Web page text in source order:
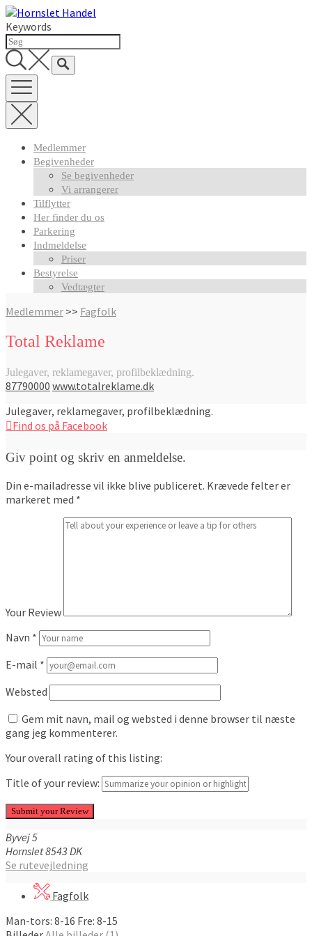
Skip
to
content
Keywords
Medlemmer
Begivenheder
Se begivenheder
Vi arrangerer
Tilflytter
Her finder du os
Parkering
Indmeldelse
Priser
Bestyrelse
Vedtægter
Medlemmer >> Fagfolk
Total Reklame
Julegaver, reklamegaver, profilbeklædning.
87790000 www.totalreklame.dk
Julegaver, reklamegaver, profilbeklædning.
Find os på Facebook
Giv point og skriv en anmeldelse.
Din e-mailadresse vil ikke blive publiceret. Krævede felter er
markeret med *
Your Review
Navn *
E-mail *
Websted
Gem mit navn, mail og websted i denne browser til næste
gang jeg kommenterer.
Your overall rating of this listing:
Title of your review:
Byvej5
Hornslet8543DK
Se rutevejledning
Fagfolk
Man-tors: 8-16 Fre: 8-15